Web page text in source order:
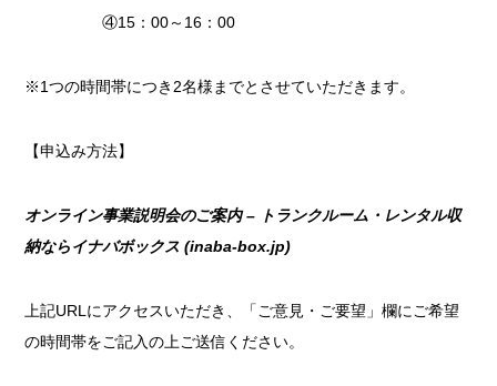
④15：00～16：00
※1つの時間帯につき2名様までとさせていただきます。
【申込み方法】
オンライン事業説明会のご案内 – トランクルーム・レンタル収
納ならイナバボックス (inaba-box.jp)
上記URLにアクセスいただき、「ご意見・ご要望」欄にご希望
の時間帯をご記入の上ご送信ください。